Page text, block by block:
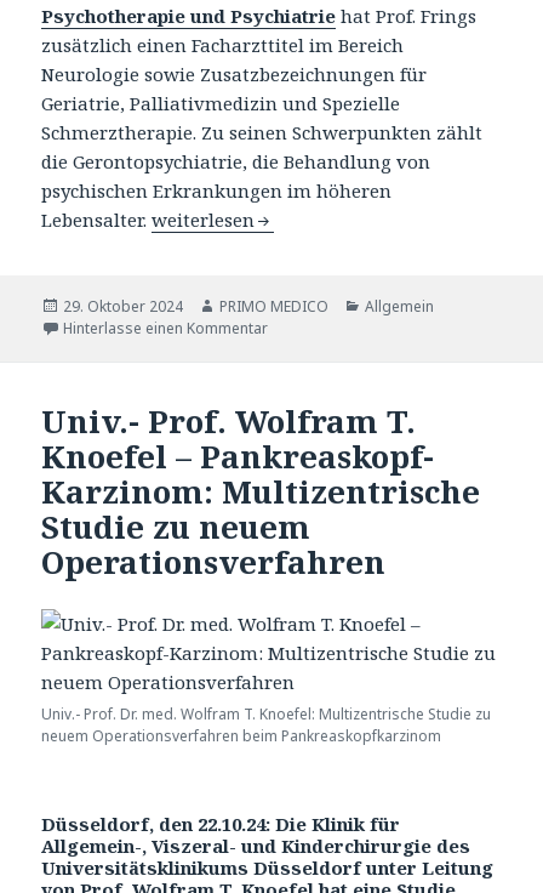
Psychotherapie und Psychiatrie hat Prof. Frings
zusätzlich einen Facharzttitel im Bereich
Neurologie sowie Zusatzbezeichnungen für
Geriatrie, Palliativmedizin und Spezielle
Schmerztherapie. Zu seinen Schwerpunkten zählt
die Gerontopsychiatrie, die Behandlung von
psychischen Erkrankungen im höheren
Lebensalter.Prof. Dr. med. Markus Frings: Psychiatrie-
weiterlesen
Veröffentlicht
am
29. Oktober 2024 Autor
PRIMO MEDICO Katgeorien
Allgemein
Hinterlasse einen Kommentar
Univ.- Prof. Wolfram T.
Knoefel – Pankreaskopf-
Karzinom: Multizentrische
Studie zu neuem
Operationsverfahren
Univ.- Prof. Dr. med. Wolfram T. Knoefel: Multizentrische Studie zu
neuem Operationsverfahren beim Pankreaskopfkarzinom
Düsseldorf, den 22.10.24: Die Klinik für
Allgemein-, Viszeral- und Kinderchirurgie des
Universitätsklinikums Düsseldorf unter Leitung